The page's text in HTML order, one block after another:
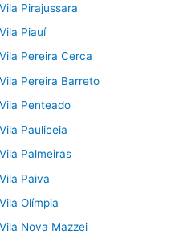
Pirajussara
Piauí
Pereira Cerca
Pereira Barreto
Penteado
Pauliceia
Palmeiras
Paiva
Olímpia
Nova Mazzei